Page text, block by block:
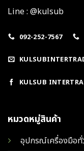
Line : @kulsub
092-252-7567
KULSUB
หมวดหมู่สินค้า
อุปกรณ์เครื่องมือทั่